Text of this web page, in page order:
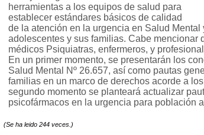
herramientas a los equipos de salud para
establecer estándares básicos de calidad
de la atención en la urgencia en Salud
adolescentes y sus familias. Cabe mencionar
médicos Psiquiatras, enfermeros, y
En un primer momento, se presentarán los
Salud Mental Nº 26.657, así como pautas
familias en un marco de derechos acorde a
segundo momento se planteará actualizar
psicofármacos en la urgencia para población
(Se ha leido 244 veces.)